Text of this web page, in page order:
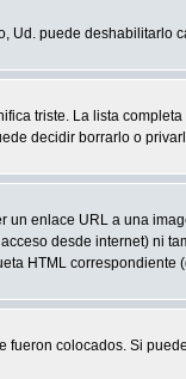
puede deshabilitarlo
triste. La lista completa
decidir borrarlo o
enlace URL a una
desde internet) ni
HTML correspondiente
colocados. Si